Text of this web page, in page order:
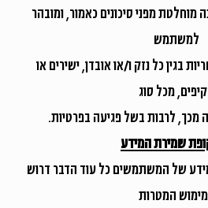
מוחלטת מפני סיכונים כאמור, ומובהר
למשתמש
בגין כל נזק ו/או אובדן, ישירים או
מכל סוג
מכך, לרבות בשל פגיעה בפרטיות.
של המשתמשים כל עוד הדבר דרוש
המטרות